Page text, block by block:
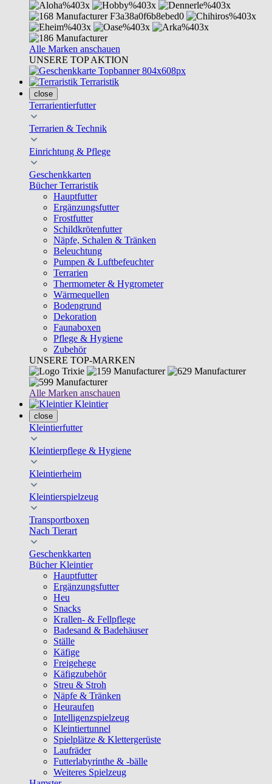
Alle Marken anschauen
UNSERE TOP AKTION
Terraristik
close
Terrarientierfutter
Terrarien & Technik
Einrichtung & Pflege
Geschenkkarten
Bücher Terraristik
Hauptfutter
Ergänzungsfutter
Frostfutter
Schildkrötenfutter
Näpfe, Schalen & Tränken
Beleuchtung
Pumpen & Luftbefeuchter
Terrarien
Thermometer & Hygrometer
Wärmequellen
Bodengrund
Dekoration
Faunaboxen
Pflege & Hygiene
Zubehör
UNSERE TOP-MARKEN
Alle Marken anschauen
Kleintier
close
Kleintierfutter
Kleintierpflege & Hygiene
Kleintierheim
Kleintierspielzeug
Transportboxen
Nach Tierart
Geschenkkarten
Bücher Kleintier
Hauptfutter
Ergänzungsfutter
Heu
Snacks
Krallen- & Fellpflege
Badesand & Badehäuser
Ställe
Käfige
Freigehege
Käfigzubehör
Streu & Stroh
Näpfe & Tränken
Heuraufen
Intelligenzspielzeug
Kleintiertunnel
Spielplätze & Klettergerüste
Laufräder
Futterlabyrinthe & -bälle
Weiteres Spielzeug